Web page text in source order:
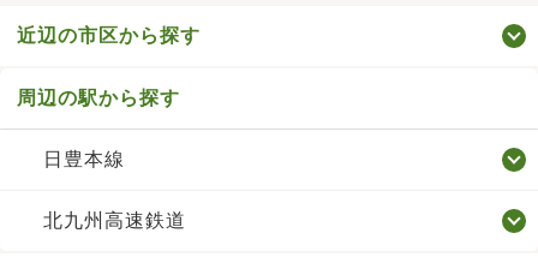
近辺の市区から探す
周辺の駅から探す
日豊本線
北九州高速鉄道